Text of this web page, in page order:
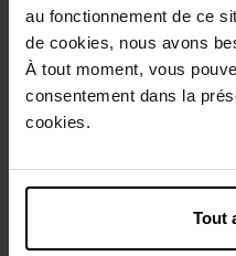
au fonctionnement de ce
de cookies, nous avons
À tout moment, vous
consentement dans la
cookies.
Tout
ROSE ET MARIUS
Un matin à l'orangerie